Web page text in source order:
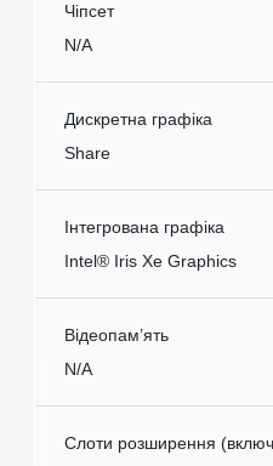
Чіпсет
N/A
Дискретна графіка
Share
Інтегрована графіка
Intel® Iris Xe Graphics
Відеопам’ять
N/A
Слоти розширення